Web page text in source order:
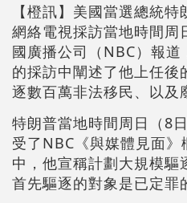
【橙訊】美國當選總統
網絡電視採訪當地時間周
國廣播公司（NBC）報
的採訪中闡述了他上任後
逐數百萬非法移民、以及
特朗普當地時間周日（8
受了NBC《與媒體見面
中，他宣稱計劃大規模驅
首先驅逐的對象是已定罪